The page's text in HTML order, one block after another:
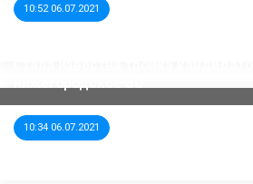
10:52 06.07.2021
10:34 06.07.2021